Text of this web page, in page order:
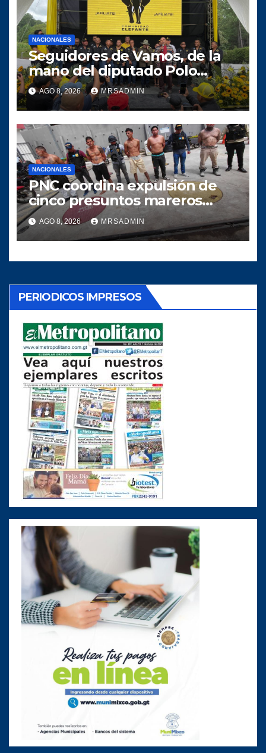
NACIONALES
Seguidores de Vamos, de la
mano del diputado Polo
Salazar, fortalecen a
Comunidad Elefante en Alta
Verapaz
AGO 8, 2026 MRSADMIN
NACIONALES
PNC coordina expulsión de
cinco presuntos mareros
salvadoreños
AGO 8, 2026 MRSADMIN
PERIODICOS IMPRESOS